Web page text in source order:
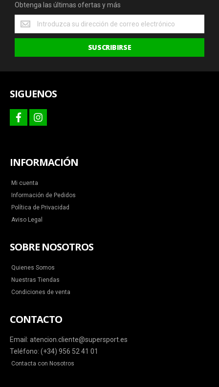
Obtenga las últimas ofertas y más
Obtenga
las
últimas
y
SUSCRIBIRSE
SIGUENOS
facebookinstagram
INFORMACIÓN
Mi cuenta
Información de Pedidos
Política de Privacidad
Aviso Legal
SOBRE NOSOTROS
Quienes Somos
Nuestras Tiendas
Condiciones de venta
CONTACTO
Email: atencion.cliente@supersport.es
Teléfono: (+34) 956 52 41 01
Contacta con Nosotros